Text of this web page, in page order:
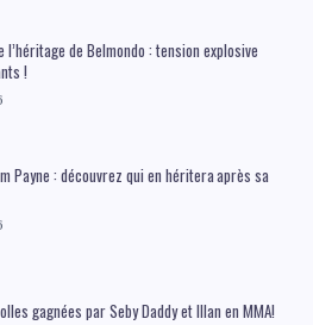
l’héritage de Belmondo : tension explosive
!
Payne : découvrez qui en héritera après sa
gagnées par Seby Daddy et Illan en MMA!